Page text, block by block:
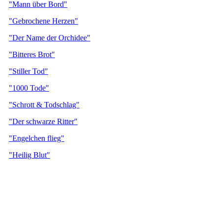
"Mann über Bord"
"Gebrochene Herzen"
"Der Name der Orchidee"
"Bitteres Brot"
"Stiller Tod"
"1000 Tode"
"Schrott & Todschlag"
"Der schwarze Ritter"
"Engelchen flieg"
"Heilig Blut"